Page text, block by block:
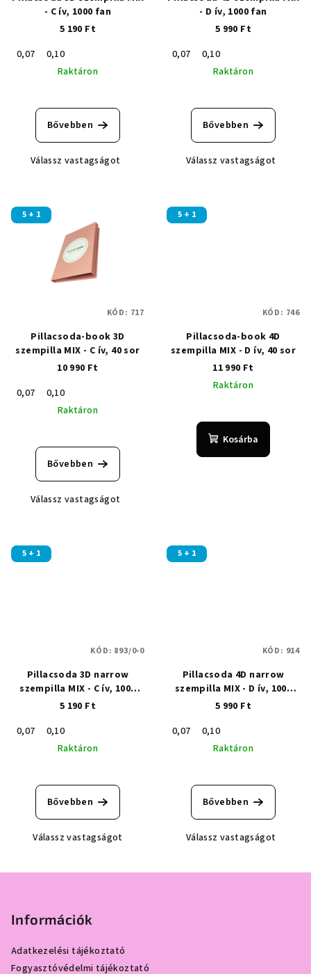
- C ív, 1000 fan
5 190 Ft
0,07
0,10
Raktáron
termék
átlagos
értékelése
ből
Bővebben
Válassz vastagságot
- D ív, 1000 fan
5 990 Ft
0,07
0,10
Raktáron
termék
átlagos
értékelése
ből
Bővebben
Válassz vastagságot
5 + 1
Pillacsoda-book 3D
szempilla MIX - C ív, 40 sor
10 990 Ft
0,07
0,10
Raktáron
termék
átlagos
értékelése
ből
Bővebben
Válassz vastagságot
KÓD: 717
5 + 1
Pillacsoda-book 4D
szempilla MIX - D ív, 40 sor
11 990 Ft
Raktáron
Kosárba
KÓD: 746
5 + 1
Pillacsoda 3D narrow
szempilla MIX - C ív, 1000
fan
5 190 Ft
0,07
0,10
Raktáron
Bővebben
Válassz vastagságot
KÓD: 893/0-0
5 + 1
Pillacsoda 4D narrow
szempilla MIX - D ív, 1000
fan
5 990 Ft
0,07
0,10
Raktáron
Bővebben
Válassz vastagságot
KÓD: 914
Információk
Adatkezelési tájékoztató
Fogyasztóvédelmi tájékoztató